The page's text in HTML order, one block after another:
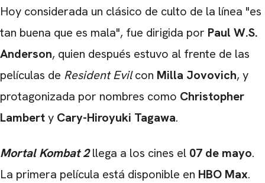
Hoy considerada un clásico de culto de la línea "es
tan buena que es mala", fue dirigida por Paul W.S.
Anderson, quien después estuvo al frente de las
películas de Resident Evilcon Milla Jovovich, y
protagonizada por nombres como Christopher
Lamberty Cary-Hiroyuki Tagawa.
Mortal Kombat 2llega a los cines el 07 de mayo.
La primera película está disponible en HBO Max.